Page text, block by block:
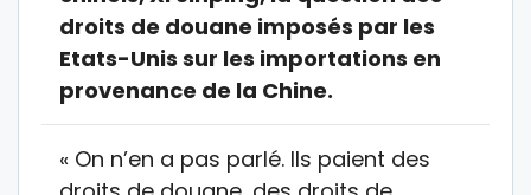
droits de douane imposés par les
Etats-Unis sur les importations en
provenance de la Chine.
« On n’en a pas parlé. Ils paient des